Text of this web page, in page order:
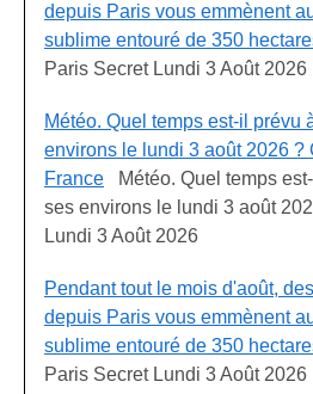
depuis Paris vous emmènent
sublime entouré de 350
Paris Secret Lundi 3 Août 2026
Météo. Quel temps est-il prévu
environs le lundi 3 août 2026 ?
France Météo. Quel temps
ses environs le lundi 3 août
Lundi 3 Août 2026
Pendant tout le mois d'août,
depuis Paris vous emmènent
sublime entouré de 350
Paris Secret Lundi 3 Août 2026